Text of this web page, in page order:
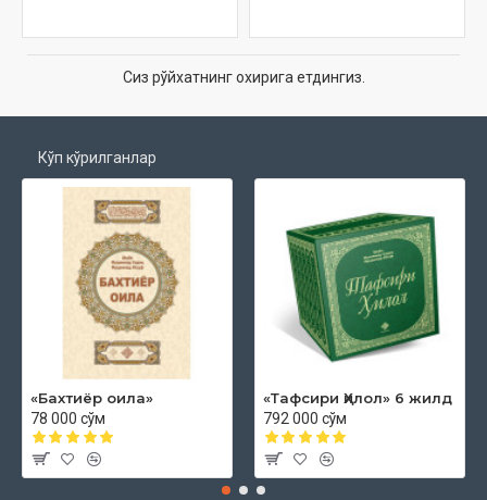
Сиз рўйхатнинг охирига етдингиз.
Кўп кўрилганлар
«Бахтиёр оила»
78 000 сўм
«Тафсири Ҳилол» 6 жилд
792 000 сўм